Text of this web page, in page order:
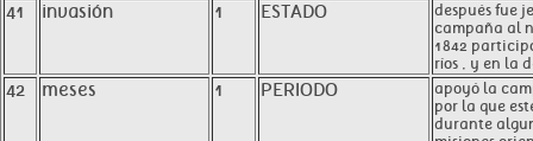
41 invasión 1 ESTADO
después fue
campaña al
1842
ríos , y en la
42 meses 1 PERIODO
apoyó la
por la que
durante